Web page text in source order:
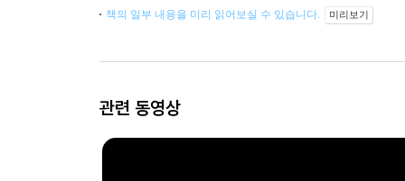
책의 일부 내용을 미리 읽어보실 수 있습니다. 미리보기
관련 동영상